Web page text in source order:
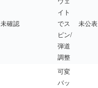
未確認
イト
でス
ピン/
弾道
調整
未公表
可変
バッ